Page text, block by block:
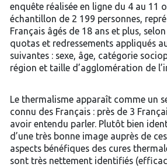
enquête réalisée en ligne du 4 au 11
échantillon de 2 199 personnes,
Français âgés de 18 ans et plus,
quotas et redressements appliqués
suivantes : sexe, âge, catégorie
région et taille d’agglomération de
Le thermalisme apparaît comme un
connu des Français : près de 3
avoir entendu parler. Plutôt bien
d’une très bonne image auprès de
aspects bénéfiques des cures
sont très nettement identifiés